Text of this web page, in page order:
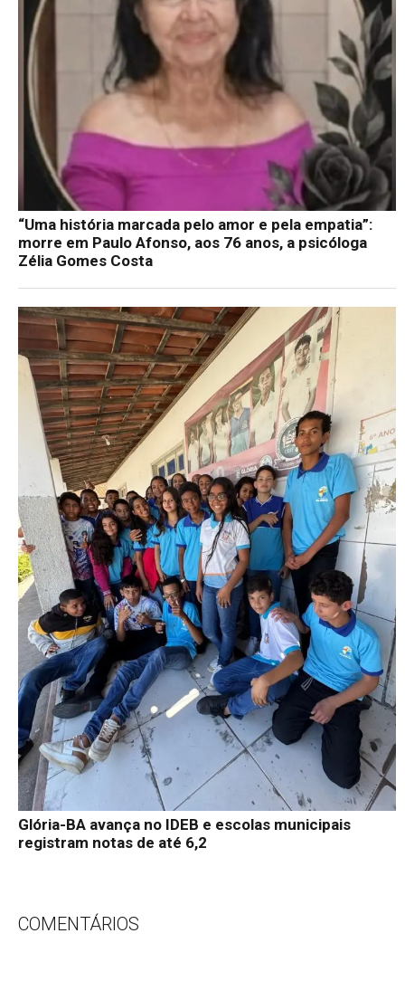
“Uma história marcada pelo amor e pela empatia”:
morre em Paulo Afonso, aos 76 anos, a psicóloga
Zélia Gomes Costa
Glória-BA avança no IDEB e escolas municipais
registram notas de até 6,2
COMENTÁRIOS